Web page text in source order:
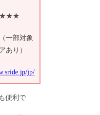
一部対象
あり）
jp/
便利で